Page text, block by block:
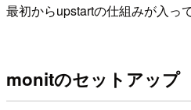
最初からupstartの仕組みが入っ
monitのセットアップ